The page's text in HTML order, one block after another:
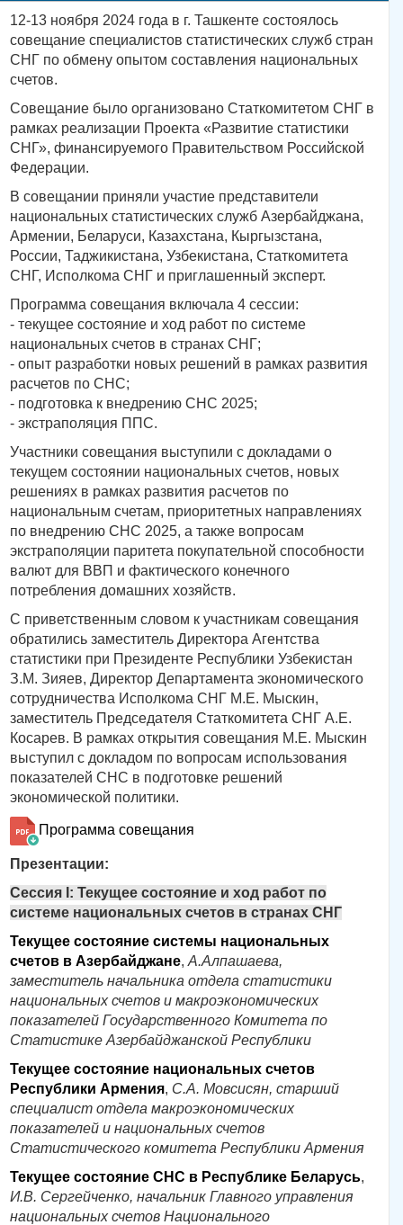
12-13 ноября 2024 года в г. Ташкенте состоялось
совещание специалистов статистических служб стран
СНГ по обмену опытом составления национальных
счетов.
Совещание было организовано Статкомитетом СНГ в
рамках реализации Проекта «Развитие статистики
СНГ», финансируемого Правительством Российской
Федерации.
В совещании приняли участие представители
национальных статистических служб Азербайджана,
Армении, Беларуси, Казахстана, Кыргызстана,
России, Таджикистана, Узбекистана, Статкомитета
СНГ, Исполкома СНГ и приглашенный эксперт.
Программа совещания включала 4 сессии:
- текущее состояние и ход работ по системе
национальных счетов в странах СНГ;
- опыт разработки новых решений в рамках развития
расчетов по СНС;
- подготовка к внедрению СНС 2025;
- экстраполяция ППС.
Участники совещания выступили с докладами о
текущем состоянии национальных счетов, новых
решениях в рамках развития расчетов по
национальным счетам, приоритетных направлениях
по внедрению СНС 2025, а также вопросам
экстраполяции паритета покупательной способности
валют для ВВП и фактического конечного
потребления домашних хозяйств.
С приветственным словом к участникам совещания
обратились заместитель Директора Агентства
статистики при Президенте Республики Узбекистан
З.М. Зияев, Директор Департамента экономического
сотрудничества Исполкома СНГ М.Е. Мыскин,
заместитель Председателя Статкомитета СНГ А.Е.
Косарев. В рамках открытия совещания М.Е. Мыскин
выступил с докладом по вопросам использования
показателей СНС в подготовке решений
экономической политики.
Программа совещания
Презентации:
Сессия I: Текущее состояние и ход работ по
системе национальных счетов в странах СНГ
Текущее состояние системы национальных
счетов в Азербайджане, А.Алпашаева,
заместитель начальника отдела статистики
национальных счетов и макроэкономических
показателей Государственного Комитета по
Статистике Азербайджанской Республики
Текущее состояние национальных счетов
Республики Армения, С.А. Мовсисян, старший
специалист отдела макроэкономических
показателей и национальных счетов
Статистического комитета Республики Армения
Текущее состояние СНС в Республике Беларусь,
И.В. Сергейченко, начальник Главного управления
национальных счетов Национального